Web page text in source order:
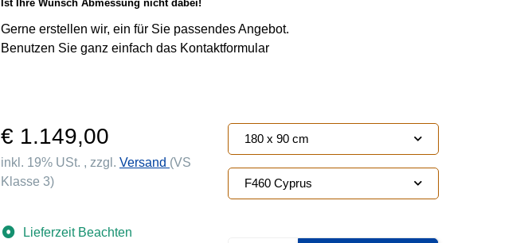
Ist Ihre Wunsch Abmessung nicht dabei!
Gerne erstellen wir, ein für Sie passendes Angebot.
Benutzen Sie ganz einfach das Kontaktformular
€ 1.149,00
inkl. 19% USt. , zzgl. Versand (VS
Klasse 3)
Lieferzeit Beachten
180 x 90 cm
F460 Cyprus